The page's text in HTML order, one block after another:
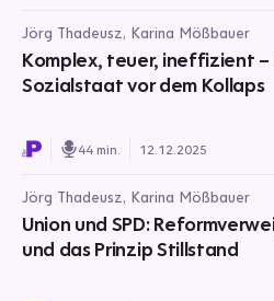
Jörg Thadeusz, Karina Mößbauer
Komplex, teuer, ineffizient –
Sozialstaat vor dem Kollaps
44 min. 12.12.2025
Jörg Thadeusz, Karina Mößbauer
Union und SPD:
und das Prinzip Stillstand